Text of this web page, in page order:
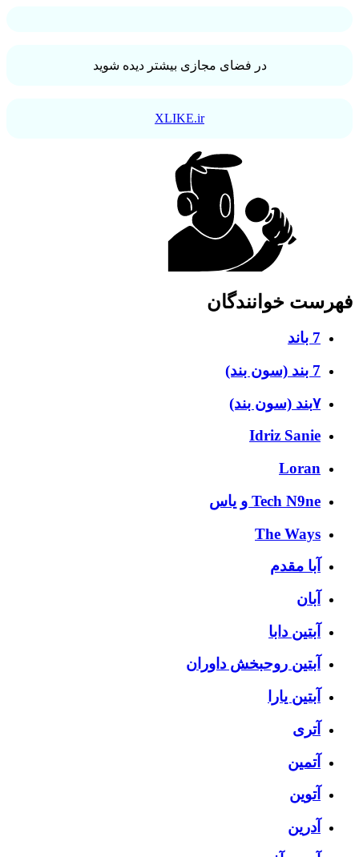
در فضای مجازی بیشتر دیده شوید
XLIKE.ir
فهرست خوانندگان
7 باند
7 بند (سون بند)
۷بند (سون بند)
Idriz Sanie
Loran
Tech N9ne و یاس
The Ways
آبا مقدم
آبان
آبتین دابا
آبتین روحبخش داوران
آبتین یارا
آتری
آتمین
آتوین
آدرین